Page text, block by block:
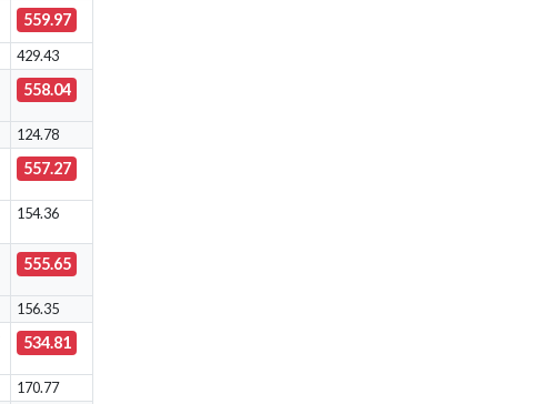
559.97
429.43
558.04
124.78
557.27
154.36
555.65
156.35
534.81
170.77